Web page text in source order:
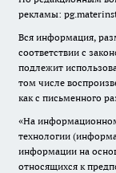
рекламы:
Вся информация,
соответствии с
подлежит
том числе
как с письменного
«На
технологии
информации на
относящихся к